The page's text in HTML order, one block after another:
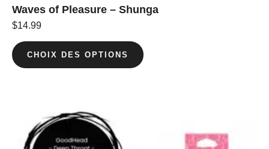
Waves of Pleasure – Shunga
$14.99
CHOIX DES OPTIONS